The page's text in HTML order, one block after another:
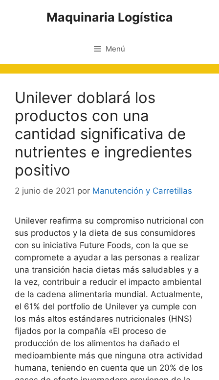
Maquinaria Logística
Menú
Unilever doblará los
productos con una
cantidad significativa de
nutrientes e ingredientes
positivo
2 junio de 2021 por Manutención y Carretillas
Unilever reafirma su compromiso nutricional con
sus productos y la dieta de sus consumidores
con su iniciativa Future Foods, con la que se
compromete a ayudar a las personas a realizar
una transición hacia dietas más saludables y a
la vez, contribuir a reducir el impacto ambiental
de la cadena alimentaria mundial. Actualmente,
el 61% del portfolio de Unilever ya cumple con
los más altos estándares nutricionales (HNS)
fijados por la compañía «El proceso de
producción de los alimentos ha dañado el
medioambiente más que ninguna otra actividad
humana, teniendo en cuenta que un 20% de los